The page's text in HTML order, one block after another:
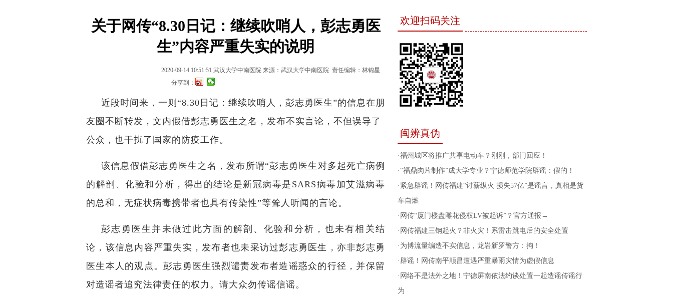
关于网传“8.30日记：继续吹哨人，彭志勇医
生”内容严重失实的说明
2020-09-14 10:51:51 武汉大学中南医院 来源：武汉大学中南医院 责任编辑：林锦星
分享到：
近段时间来，一则“8.30日记：继续吹哨人，彭志勇医生”的信息在朋
友圈不断转发，文内假借彭志勇医生之名，发布不实言论，不但误导了
公众，也干扰了国家的防疫工作。
该信息假借彭志勇医生之名，发布所谓“彭志勇医生对多起死亡病例
的解剖、化验和分析，得出的结论是新冠病毒是SARS病毒加艾滋病毒
的总和，无症状病毒携带者也具有传染性”等耸人听闻的言论。
彭志勇医生并未做过此方面的解剖、化验和分析，也未有相关结
论，该信息内容严重失实，发布者也未采访过彭志勇医生，亦非彭志勇
医生本人的观点。彭志勇医生强烈谴责发布者造谣惑众的行径，并保留
对造谣者追究法律责任的权力。请大众勿传谣信谣。
欢迎扫码关注
闽辨真伪
·福州城区将推广共享电动车？刚刚，部门回应！
·“福鼎肉片制作”成大学专业？宁德师范学院辟谣：假的！
· 紧急辟谣！网传福建“讨薪纵火 损失57亿”是谣言，真相是货
车自燃
· 网传“厦门楼盘雕花侵权LV被起诉”？官方通报→
· 网传福建三钢起火？非火灾！系雷击跳电后的安全处置
· 为博流量编造不实信息，龙岩新罗警方：拘！
· 辟谣！网传南平顺昌遭遇严重暴雨灾情为虚假信息
· 网络不是法外之地！宁德屏南依法约谈处置一起造谣传谣行
为